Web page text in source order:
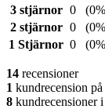
3 stjärnor 0
2 stjärnor 0
1 Stjärnor 0
14 recensioner
1 kundrecension på
8 kundrecensioner